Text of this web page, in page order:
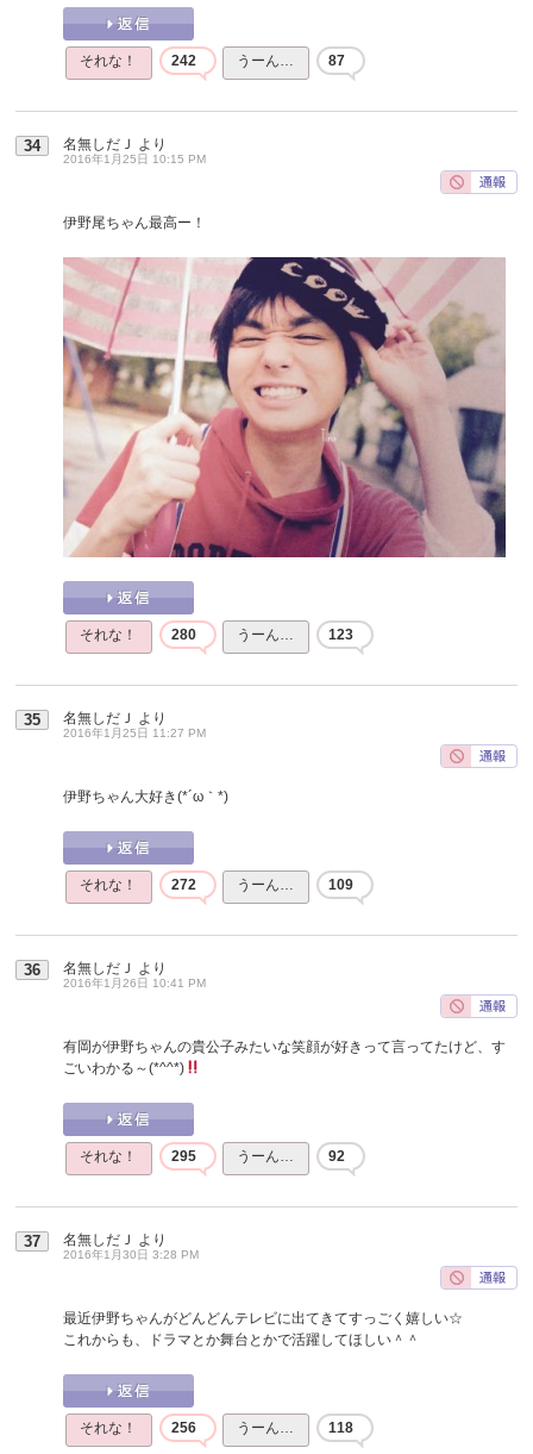
それな！ 242 うーん… 87
34 名無しだＪ より
2016年1月25日 10:15 PM
伊野尾ちゃん最高ー！
それな！ 280 うーん… 123
35 名無しだＪ より
2016年1月25日 11:27 PM
伊野ちゃん大好き(*´ω｀*)
それな！ 272 うーん… 109
36 名無しだＪ より
2016年1月26日 10:41 PM
有岡が伊野ちゃんの貴公子みたいな笑顔が好きって言ってたけど、す
ごいわかる～(*^^*)
それな！ 295 うーん… 92
37 名無しだＪ より
2016年1月30日 3:28 PM
最近伊野ちゃんがどんどんテレビに出てきてすっごく嬉しい☆
これからも、ドラマとか舞台とかで活躍してほしい＾＾
それな！ 256 うーん… 118